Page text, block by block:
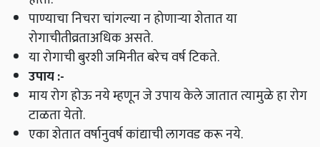
पाण्याचा निचरा चांगल्या न होणाऱ्या शेतात या
रोगाचीतीव्रताअधिक असते.
या रोगाची बुरशी जमिनीत बरेच वर्ष टिकते.
उपाय:-
माय रोग होऊ नये म्हणून जे उपाय केले जातात त्यामुळे हा रोग
टाळता येतो.
एका शेतात वर्षानुवर्ष कांद्याची लागवड करू नये.